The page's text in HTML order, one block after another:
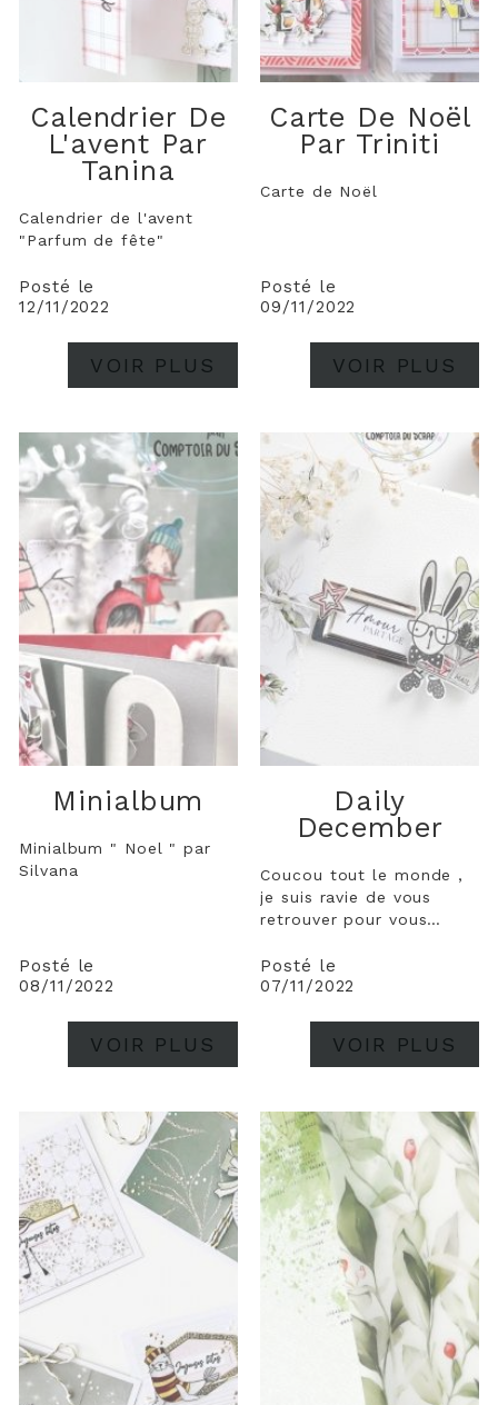
Calendrier De
L'avent Par
Tanina
Calendrier de l'avent
"Parfum de fête"
Posté le
12/11/2022
VOIR PLUS
Carte De Noël
Par Triniti
Carte de Noël
Posté le
09/11/2022
VOIR PLUS
Minialbum
Minialbum " Noel " par
Silvana
Posté le
08/11/2022
VOIR PLUS
Daily
December
Coucou tout le monde ,
je suis ravie de vous
retrouver pour vous
Décember réalisé avec la
collection " parfum de
particulièrement réaliser
Posté le
07/11/2022
VOIR PLUS